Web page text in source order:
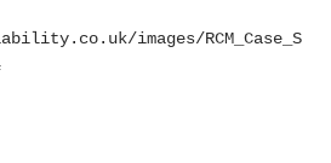
images/RCM_Case_S